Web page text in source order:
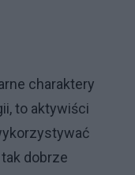
charaktery
to aktywiści
dobrze